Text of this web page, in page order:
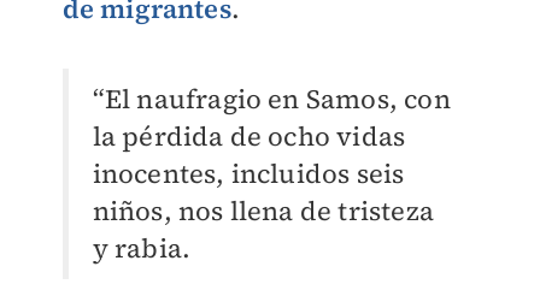
de migrantes.
“El naufragio en Samos, con
la pérdida de ocho vidas
inocentes, incluidos seis
niños, nos llena de tristeza
y rabia.